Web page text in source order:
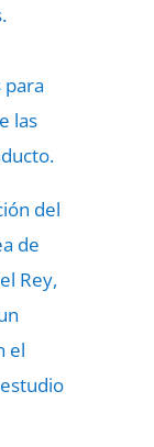
para
las
del
de
Rey,
el